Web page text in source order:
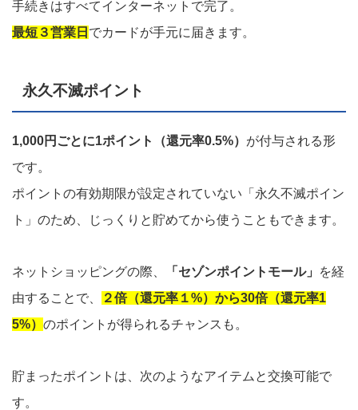
手続きはすべてインターネットで完了。
最短３営業日 でカードが手元に届きます。
永久不滅ポイント
1,000円ごとに1ポイント（還元率0.5%） が付与される形
です。
ポイントの有効期限が設定されていない「永久不滅ポイン
ト」のため、じっくりと貯めてから使うこともできます。
ネットショッピングの際、 「セゾンポイントモール」
を経
由することで、
２倍（還元率１%）から30倍（還元率1
5%） のポイントが得られるチャンスも。
貯まったポイントは、次のようなアイテムと交換可能で
す。